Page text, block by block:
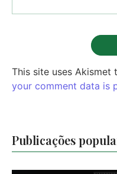
This site uses Akismet
your comment data is
Publicações